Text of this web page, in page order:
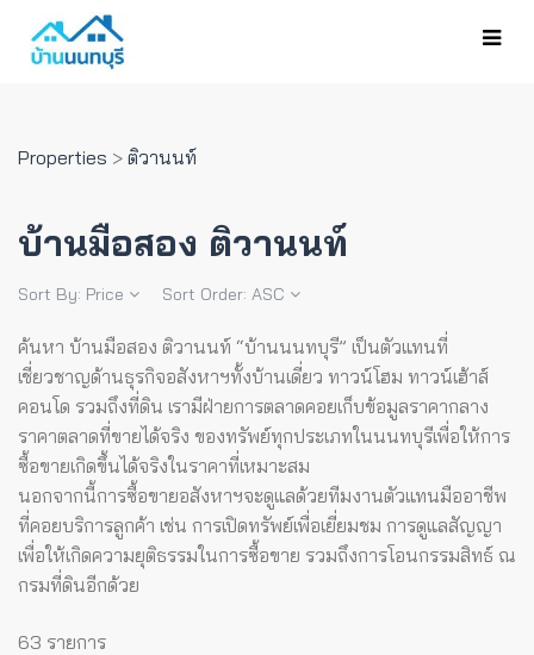
Properties > ติวานนท์
บ้านมือสอง ติวานนท์
Sort By: Price Sort Order: ASC
ค้นหา บ้านมือสอง ติวานนท์ “บ้านนนทบุรี” เป็นตัวแทนที่
เชี่ยวชาญด้านธุรกิจอสังหาฯทั้งบ้านเดี่ยว ทาวน์โฮม ทาวน์เฮ้าส์
คอนโด รวมถึงที่ดิน เรามีฝ่ายการตลาดคอยเก็บข้อมูลราคากลาง
ราคาตลาดที่ขายได้จริง ของทรัพย์ทุกประเภทในนนทบุรีเพื่อให้การ
ซื้อขายเกิดขึ้นได้จริงในราคาที่เหมาะสม
นอกจากนี้การซื้อขายอสังหาฯจะดูแลด้วยทีมงานตัวแทนมืออาชีพ
ที่คอยบริการลูกค้า เช่น การเปิดทรัพย์เพื่อเยี่ยมชม การดูแลสัญญา
เพื่อให้เกิดความยุติธรรมในการซื้อขาย รวมถึงการโอนกรรมสิทธ์ ณ
กรมที่ดินอีกด้วย
63 รายการ